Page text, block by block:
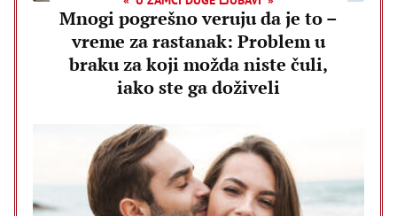
Mnogi pogrešno veruju da je to –
vreme za rastanak: Problem u
braku za koji možda niste čuli,
iako ste ga doživeli